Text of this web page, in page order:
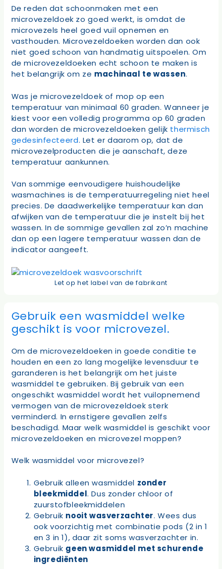
De reden dat schoonmaken met een
microvezeldoek zo goed werkt, is omdat de
microvezels heel goed vuil opnemen en
vasthouden. Microvezeldoeken worden dan ook
niet goed schoon van handmatig uitspoelen. Om
de microvezeldoeken echt schoon te maken is
het belangrijk om ze machinaal te wassen.
Was je microvezeldoek of mop op een
temperatuur van minimaal 60 graden. Wanneer je
kiest voor een volledig programma op 60 graden
dan worden de microvezeldoeken gelijk thermisch
gedesinfecteerd. Let er daarom op, dat de
microvezelproducten die je aanschaft, deze
temperatuur aankunnen.
Van sommige eenvoudigere huishoudelijke
wasmachines is de temperatuurregeling niet heel
precies. De daadwerkelijke temperatuur kan dan
afwijken van de temperatuur die je instelt bij het
wassen. In de sommige gevallen zal zo’n machine
dan op een lagere temperatuur wassen dan de
indicator aangeeft.
Let op het label van de fabrikant
Gebruik een wasmiddel welke
geschikt is voor microvezel.
Om de microvezeldoeken in goede conditie te
houden en een zo lang mogelijke levensduur te
garanderen is het belangrijk om het juiste
wasmiddel te gebruiken. Bij gebruik van een
ongeschikt wasmiddel wordt het vuilopnemend
vermogen van de microvezeldoek sterk
verminderd. In ernstigere gevallen zelfs
beschadigd. Maar welk wasmiddel is geschikt voor
microvezeldoeken en microvezel moppen?
Welk wasmiddel voor microvezel?
Gebruik alleen wasmiddel zonder
bleekmiddel. Dus zonder chloor of
zuurstofbleekmiddelen
Gebruik nooit wasverzachter. Wees dus
ook voorzichtig met combinatie pods (2 in 1
en 3 in 1), daar zit soms wasverzachter in.
Gebruik geen wasmiddel met schurende
ingrediënten